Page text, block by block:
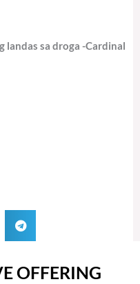
landas sa droga -Cardinal
OFFERING